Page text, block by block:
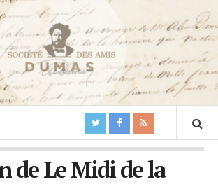
de Le Midi de la